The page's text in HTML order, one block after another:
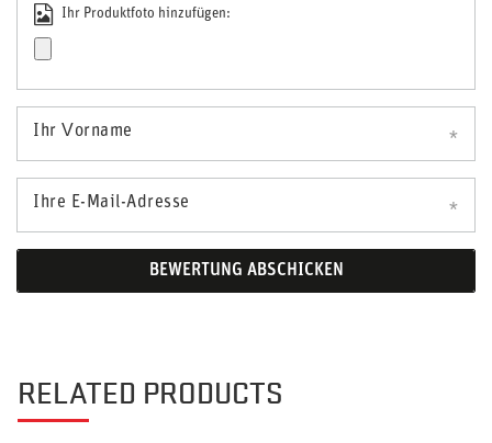
Ihr Produktfoto hinzufügen:
Ihr Vorname
Ihre E-Mail-Adresse
BEWERTUNG ABSCHICKEN
RELATED PRODUCTS